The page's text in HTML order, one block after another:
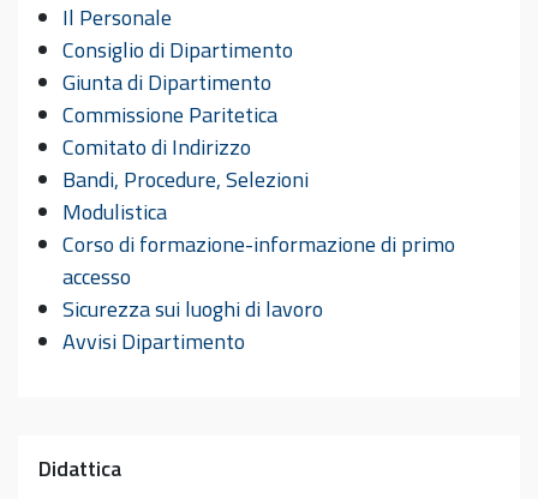
Il Personale
Consiglio di Dipartimento
Giunta di Dipartimento
Commissione Paritetica
Comitato di Indirizzo
Bandi, Procedure, Selezioni
Modulistica
Corso di formazione-informazione di primo
accesso
Sicurezza sui luoghi di lavoro
Avvisi Dipartimento
Didattica